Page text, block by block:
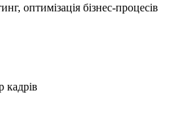
оптимізація бізнес-процесів
кадрів